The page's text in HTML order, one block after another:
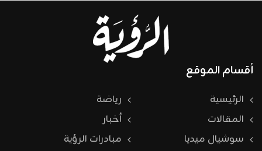
أقسام الموقع
الرئيسية
رياضة
المقالات
أخبار
سوشيال ميديا
مبادرات الرؤية